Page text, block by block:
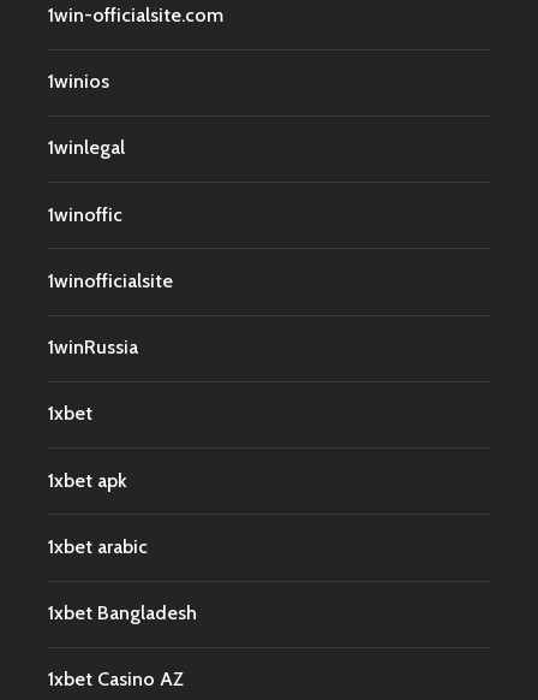
1win-officialsite.com
1winios
1winlegal
1winoffic
1winofficialsite
1winRussia
1xbet
1xbet apk
1xbet arabic
1xbet Bangladesh
1xbet Casino AZ